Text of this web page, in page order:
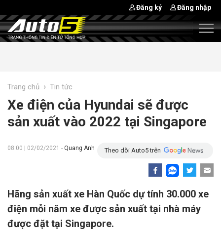
Đăng ký Đăng nhập
Trang chủ › Tin tức
Xe điện của Hyundai sẽ được
sản xuất vào 2022 tại Singapore
08:00 | 02/02/2021 - Quang Anh Theo dõi Auto5 trên
Hãng sản xuất xe Hàn Quốc dự tính 30.000 xe
điện mỗi năm xe được sản xuất tại nhà máy
được đặt tại Singapore.